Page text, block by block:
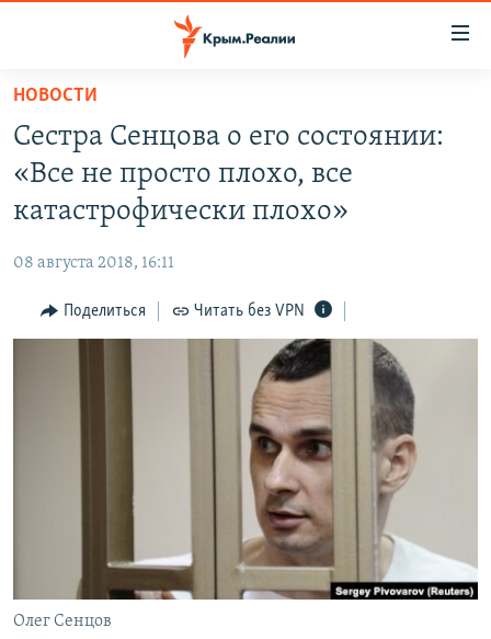
Вернуться
основному
содержанию
главной
навигации
Вернутся
СПЕЦПРОЕКТЫ
11 ЛЕТ ОККУПАЦИИ КРЫМА. 11 ИСТОРИЙ СОПРОТИВЛЕНИЯ
ЕЩЕ
ИНТЕРАКТИВ
ПОБЕДИТЕЛЕЙ НЕ СУДЯТ?
КРЫМ.НЕПОКОРЕННЫЙ
ELIFBE
УКРАИНСКАЯ ПРОБЛЕМА КРЫМА
РАДІО СВОБОДА
ПРИСОЕДИНЯЙТЕСЬ!
НОВОСТИ
Сестра Сенцова о его состоянии:
«Все не просто плохо, все
катастрофически плохо»
08 августа 2018, 16:11
Поделиться Читать без VPN
Олег Сенцов